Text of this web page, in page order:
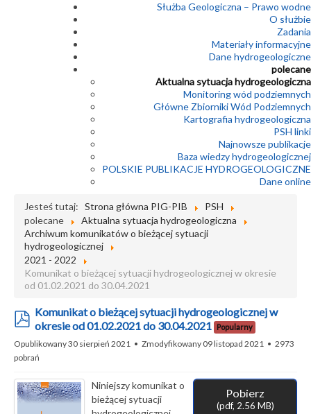
Służba Geologiczna – Prawo wodne
O służbie
Zadania
Materiały informacyjne
Dane hydrogeologiczne
polecane
Aktualna sytuacja hydrogeologiczna
Monitoring wód podziemnych
Główne Zbiorniki Wód Podziemnych
Kartografia hydrogeologiczna
PSH linki
Najnowsze publikacje
Baza wiedzy hydrogeologicznej
POLSKIE PUBLIKACJE HYDROGEOLOGICZNE
Dane online
Jesteś tutaj: Strona główna PIG-PIB
PSH
polecane
Aktualna sytuacja hydrogeologiczna
Archiwum komunikatów o bieżącej sytuacji
hydrogeologicznej
2021 - 2022
Komunikat o bieżącej sytuacji hydrogeologicznej w okresie
od 01.02.2021 do 30.04.2021
pdf
Komunikat o bieżącej sytuacji hydrogeologicznej w
okresie od 01.02.2021 do 30.04.2021
Popularny
Opublikowany 30 sierpień 2021 Zmodyfikowany 09 listopad 2021
2973
pobrań
Pobierz
(pdf, 2.56 MB)
Niniejszy komunikat o
bieżącej sytuacji